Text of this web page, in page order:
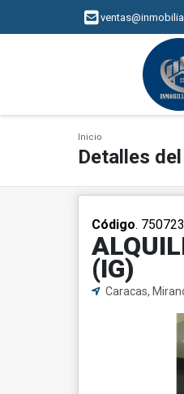
Inicio
Detalles
Código.
(IG)
Caracas,